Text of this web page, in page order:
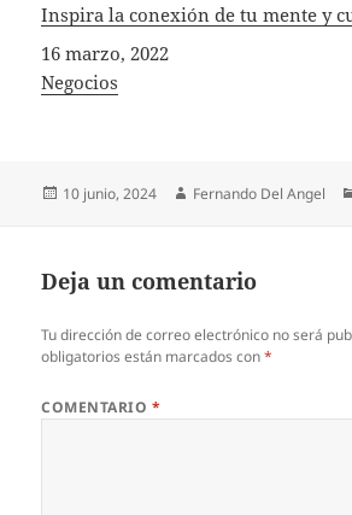
Inspira la conexión de tu mente y
Fecha
16 marzo, 2022
In relation to
Negocios
Publicado
10 junio, 2024 Autor
Fernando Del Angel
Deja un comentario
Tu dirección de correo electrónico no será
obligatorios están marcados con*
COMENTARIO *